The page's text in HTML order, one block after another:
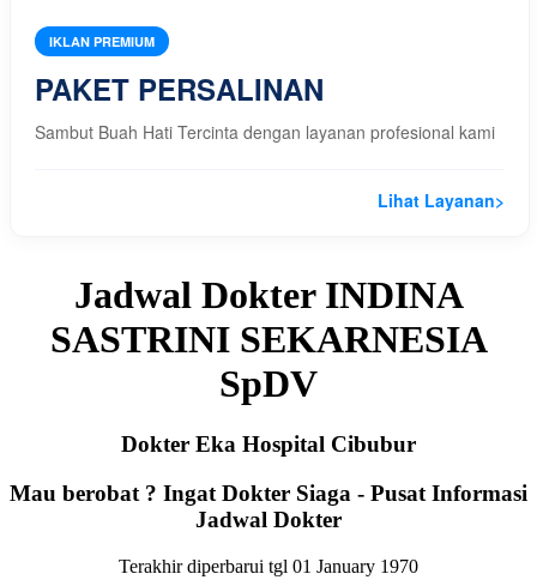
IKLAN PREMIUM
PAKET PERSALINAN
Sambut Buah Hati Tercinta dengan layanan profesional kami
Lihat Layanan>
Jadwal Dokter INDINA
SASTRINI SEKARNESIA
SpDV
Dokter Eka Hospital Cibubur
Mau berobat ? Ingat Dokter Siaga - Pusat Informasi
Jadwal Dokter
Terakhir diperbarui tgl 01 January 1970